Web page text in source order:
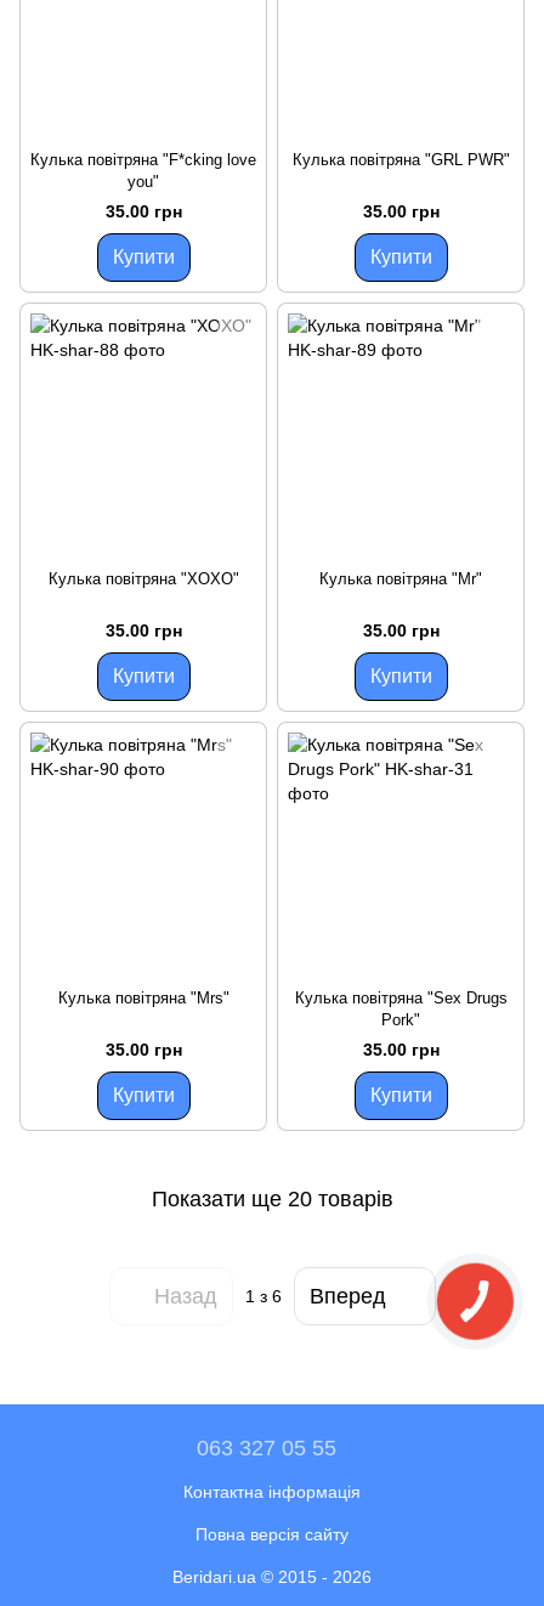
Кулька повітряна "F*cking love
you"
35.00 грн
Купити
Кулька повітряна "GRL PWR"
35.00 грн
Купити
Кулька повітряна "XOXO"
35.00 грн
Купити
Кулька повітряна "Mr"
35.00 грн
Купити
Кулька повітряна "Mrs"
35.00 грн
Купити
Кулька повітряна "Sex Drugs
Pork"
35.00 грн
Купити
Показати ще 20 товарів
Назад 1з 6 Вперед
063 327 05 55
Контактна інформація
Повна версія сайту
Beridari.ua © 2015 - 2026